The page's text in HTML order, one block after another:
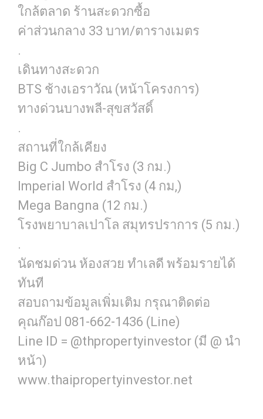
ใกล้ตลาด ร้านสะดวกซื้อ
ค่าส่วนกลาง 33 บาท/ตารางเมตร
.
เดินทางสะดวก
BTS ช้างเอราวัณ (หน้าโครงการ)
ทางด่วนบางพลี-สุขสวัสดิ์
.
สถานที่ใกล้เคียง
Big C Jumbo สำโรง (3 กม.)
Imperial World สำโรง (4 กม,)
Mega Bangna (12 กม.)
โรงพยาบาลเปาโล สมุทรปราการ (5 กม.)
.
นัดชมด่วน ห้องสวย ทำเลดี พร้อมรายได้
ทันที
สอบถามข้อมูลเพิ่มเติม กรุณาติดต่อ
คุณก๊อป 081-662-1436 (Line)
Line ID = @thpropertyinvestor (มี @ นำ
หน้า)
www.thaipropertyinvestor.net